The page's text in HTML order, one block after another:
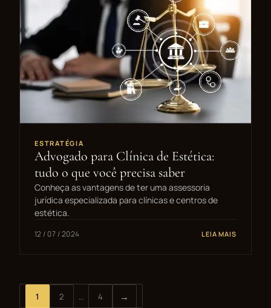
ESTRATÉGIA
Advogado para Clínica de Estética:
tudo o que você precisa saber
Conheça as vantagens de ter uma assessoria
jurídica especializada para clínicas e centros de
estética.
12 / 07 / 2024 LEIA MAIS
1 2 … 4 Próximos
→